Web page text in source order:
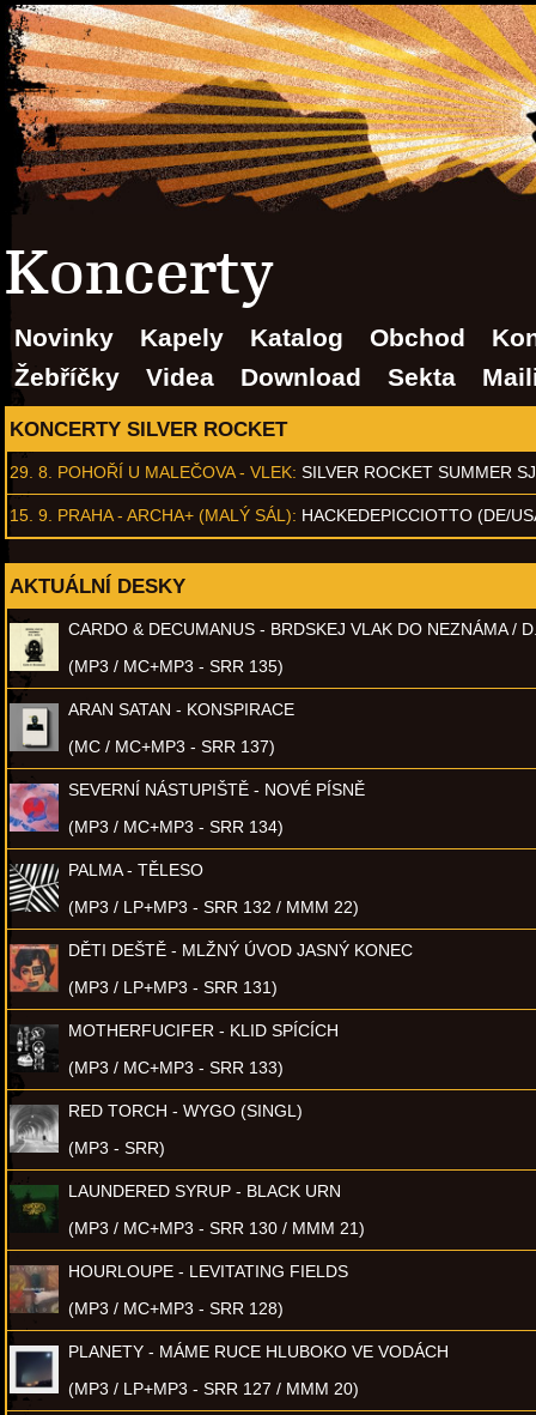
Koncerty
Novinky Kapely Katalog Obchod
Žebříčky
Videa Download Sekta
KONCERTY SILVER ROCKET
29. 8. POHOŘÍ U MALEČOVA - VLEK: SILVER ROCKET SUMMER
15. 9. PRAHA - ARCHA+ (MALÝ SÁL): HACKEDEPICCIOTTO (DE/
AKTUÁLNÍ DESKY
CARDO & DECUMANUS - BRDSKEJ VLAK DO NEZNÁMA /
(MP3 / MC+MP3 - SRR 135)
ARAN SATAN - KONSPIRACE
(MC / MC+MP3 - SRR 137)
SEVERNÍ NÁSTUPIŠTĚ - NOVÉ PÍSNĚ
(MP3 / MC+MP3 - SRR 134)
PALMA - TĚLESO
(MP3 / LP+MP3 - SRR 132 / MMM 22)
DĚTI DEŠTĚ - MLŽNÝ ÚVOD JASNÝ KONEC
(MP3 / LP+MP3 - SRR 131)
MOTHERFUCIFER - KLID SPÍCÍCH
(MP3 / MC+MP3 - SRR 133)
RED TORCH - WYGO (SINGL)
(MP3 - SRR)
LAUNDERED SYRUP - BLACK URN
(MP3 / MC+MP3 - SRR 130 / MMM 21)
HOURLOUPE - LEVITATING FIELDS
(MP3 / MC+MP3 - SRR 128)
PLANETY - MÁME RUCE HLUBOKO VE VODÁCH
(MP3 / LP+MP3 - SRR 127 / MMM 20)